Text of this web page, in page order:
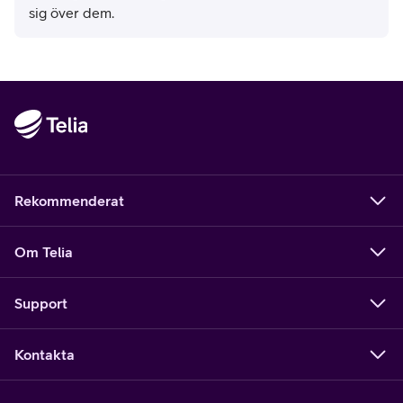
sig över dem.
Rekommenderat
Om Telia
Support
Kontakta